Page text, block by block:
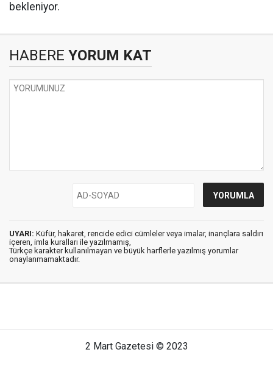
bekleniyor.
HABERE YORUM KAT
UYARI: Küfür, hakaret, rencide edici cümleler veya imalar, inançlara saldırı
içeren, imla kuralları ile yazılmamış,
Türkçe karakter kullanılmayan ve büyük harflerle yazılmış yorumlar
onaylanmamaktadır.
2 Mart Gazetesi © 2023